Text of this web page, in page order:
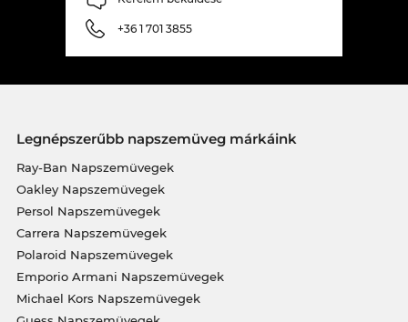
+36 1 701 3855
Legnépszerűbb napszemüveg márkáink
Ray-Ban Napszemüvegek
Oakley Napszemüvegek
Persol Napszemüvegek
Carrera Napszemüvegek
Polaroid Napszemüvegek
Emporio Armani Napszemüvegek
Michael Kors Napszemüvegek